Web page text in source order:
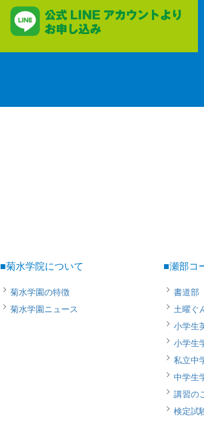
■菊水学院について
菊水学園の特徴
菊水学園ニュース
■瀬部コ
書道部
土曜ぐ
小学生
小学生
私立中
中学生
講習の
検定試